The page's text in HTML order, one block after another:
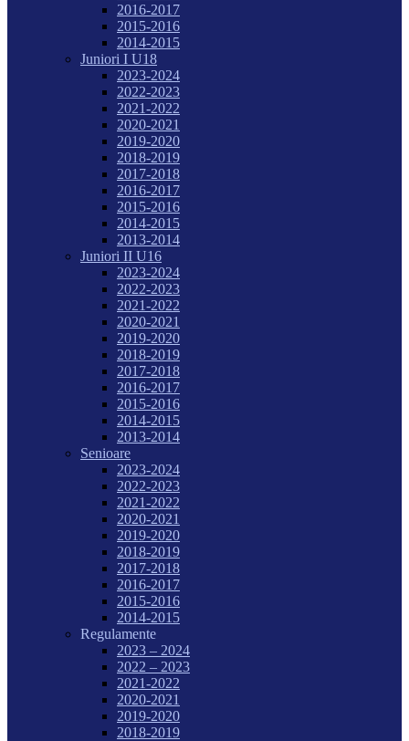
2016-2017
2015-2016
2014-2015
Juniori I U18
2023-2024
2022-2023
2021-2022
2020-2021
2019-2020
2018-2019
2017-2018
2016-2017
2015-2016
2014-2015
2013-2014
Juniori II U16
2023-2024
2022-2023
2021-2022
2020-2021
2019-2020
2018-2019
2017-2018
2016-2017
2015-2016
2014-2015
2013-2014
Senioare
2023-2024
2022-2023
2021-2022
2020-2021
2019-2020
2018-2019
2017-2018
2016-2017
2015-2016
2014-2015
Regulamente
2023 – 2024
2022 – 2023
2021-2022
2020-2021
2019-2020
2018-2019